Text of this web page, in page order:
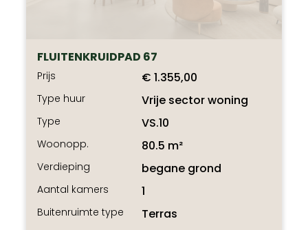
FLUITENKRUIDPAD 67
Prijs € 1.355,00
Type huur Vrije sector woning
Type VS.10
Woonopp. 80.5 m²
Verdieping begane grond
Aantal kamers 1
Buitenruimte type Terras